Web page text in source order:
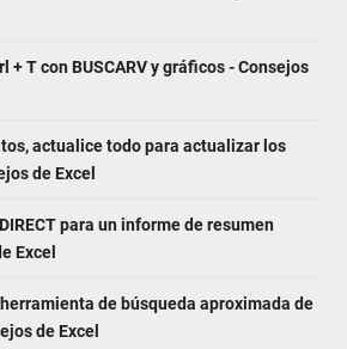
+ T con BUSCARV y gráficos - Consejos
actualice todo para actualizar los
de Excel
para un informe de resumen
Excel
de búsqueda aproximada de
de Excel